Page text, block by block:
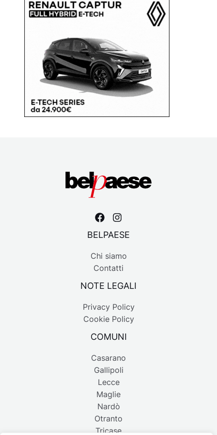
BELPAESE
Chi siamo
Contatti
NOTE LEGALI
Privacy Policy
Cookie Policy
COMUNI
Casarano
Gallipoli
Lecce
Maglie
Nardò
Otranto
Tricase